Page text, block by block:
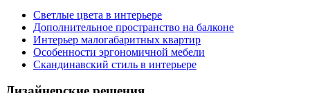
Светлые цвета в интерьере
Дополнительное пространство на балконе
Интерьер малогабаритных квартир
Особенности эргономичной мебели
Скандинавский стиль в интерьере